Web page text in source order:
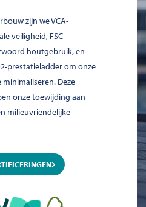
zijn we VCA-
veiligheid, FSC-
houtgebruik, en
prestatieladder om onze
Deze
onze toewijding aan
milieuvriendelijke